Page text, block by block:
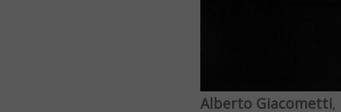
Alberto Giacometti,